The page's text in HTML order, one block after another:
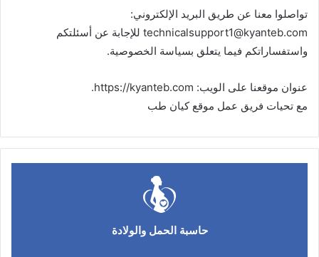
تواصلوا معنا عن طريق البريد الإلكتروني:
technicalsupport1@kyanteb.com للإجابة عن أسئلتكم
واستفساراتكم فيما يتعلق بسياسة الخصوصية.
عنوان موقعنا على الويب: https://kyanteb.com.
مع تحيات فريق عمل موقع كيان طب
حاسبة الحمل والولادة